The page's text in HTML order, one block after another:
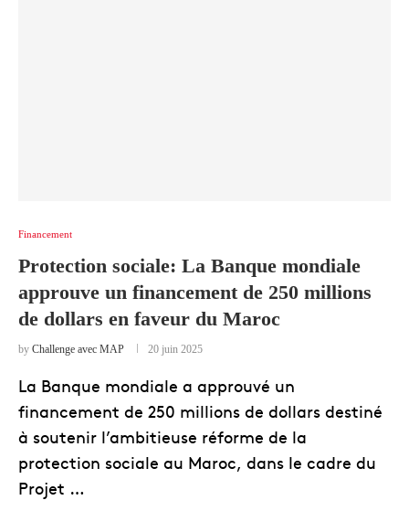
Financement
Protection sociale: La Banque mondiale
approuve un financement de 250 millions
de dollars en faveur du Maroc
by Challenge avec MAP 20 juin 2025
La Banque mondiale a approuvé un
financement de 250 millions de dollars destiné
à soutenir l’ambitieuse réforme de la
protection sociale au Maroc, dans le cadre du
Projet …